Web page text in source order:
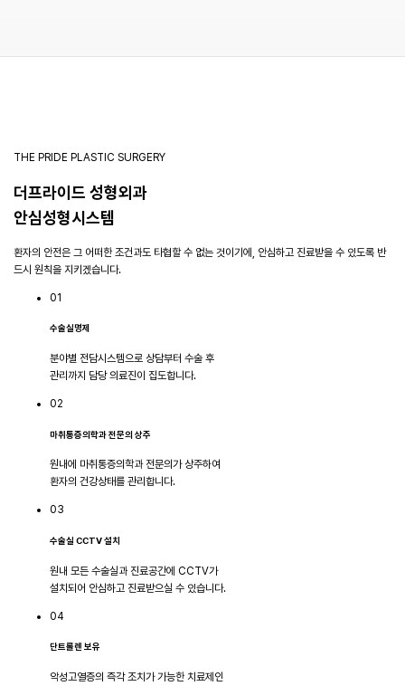
THE PRIDE PLASTIC SURGERY
더프라이드 성형외과
안심성형시스템
환자의 안전은 그 어떠한 조건과도 타협할 수 없는 것이기에, 안심하고 진료받을 수 있도록 반
드시 원칙을 지키겠습니다.
01
수술실명제
분야별 전담시스템으로 상담부터 수술 후
관리까지 담당 의료진이 집도합니다.
02
마취통증의학과 전문의 상주
원내에 마취통증의학과 전문의가 상주하여
환자의 건강상태를 관리합니다.
03
수술실 CCTV 설치
원내 모든 수술실과 진료공간에 CCTV가
설치되어 안심하고 진료받으실 수 있습니다.
04
단트롤렌 보유
악성고열증의 즉각 조치가 가능한 치료제인